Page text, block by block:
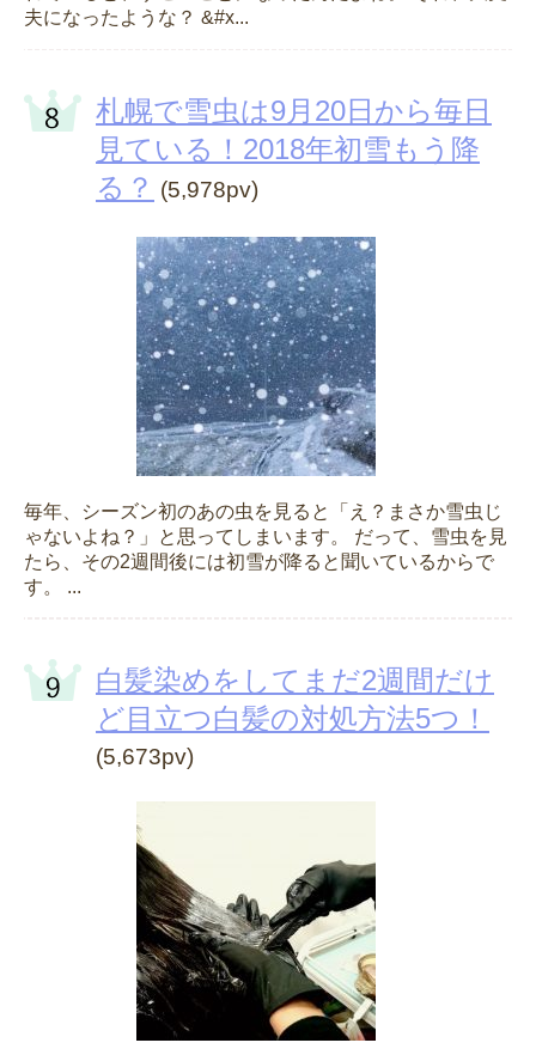
夫になったような？ &#x...
札幌で雪虫は9月20日から毎日
見ている！2018年初雪もう降
る？ (5,978pv)
毎年、シーズン初のあの虫を見ると「え？まさか雪虫じ
ゃないよね？」と思ってしまいます。 だって、雪虫を見
たら、その2週間後には初雪が降ると聞いているからで
す。 ...
白髪染めをしてまだ2週間だけ
ど目立つ白髪の対処方法5つ！
(5,673pv)